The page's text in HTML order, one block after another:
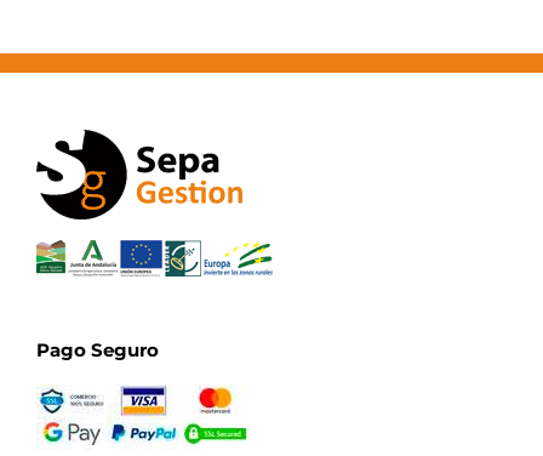
Pago Seguro